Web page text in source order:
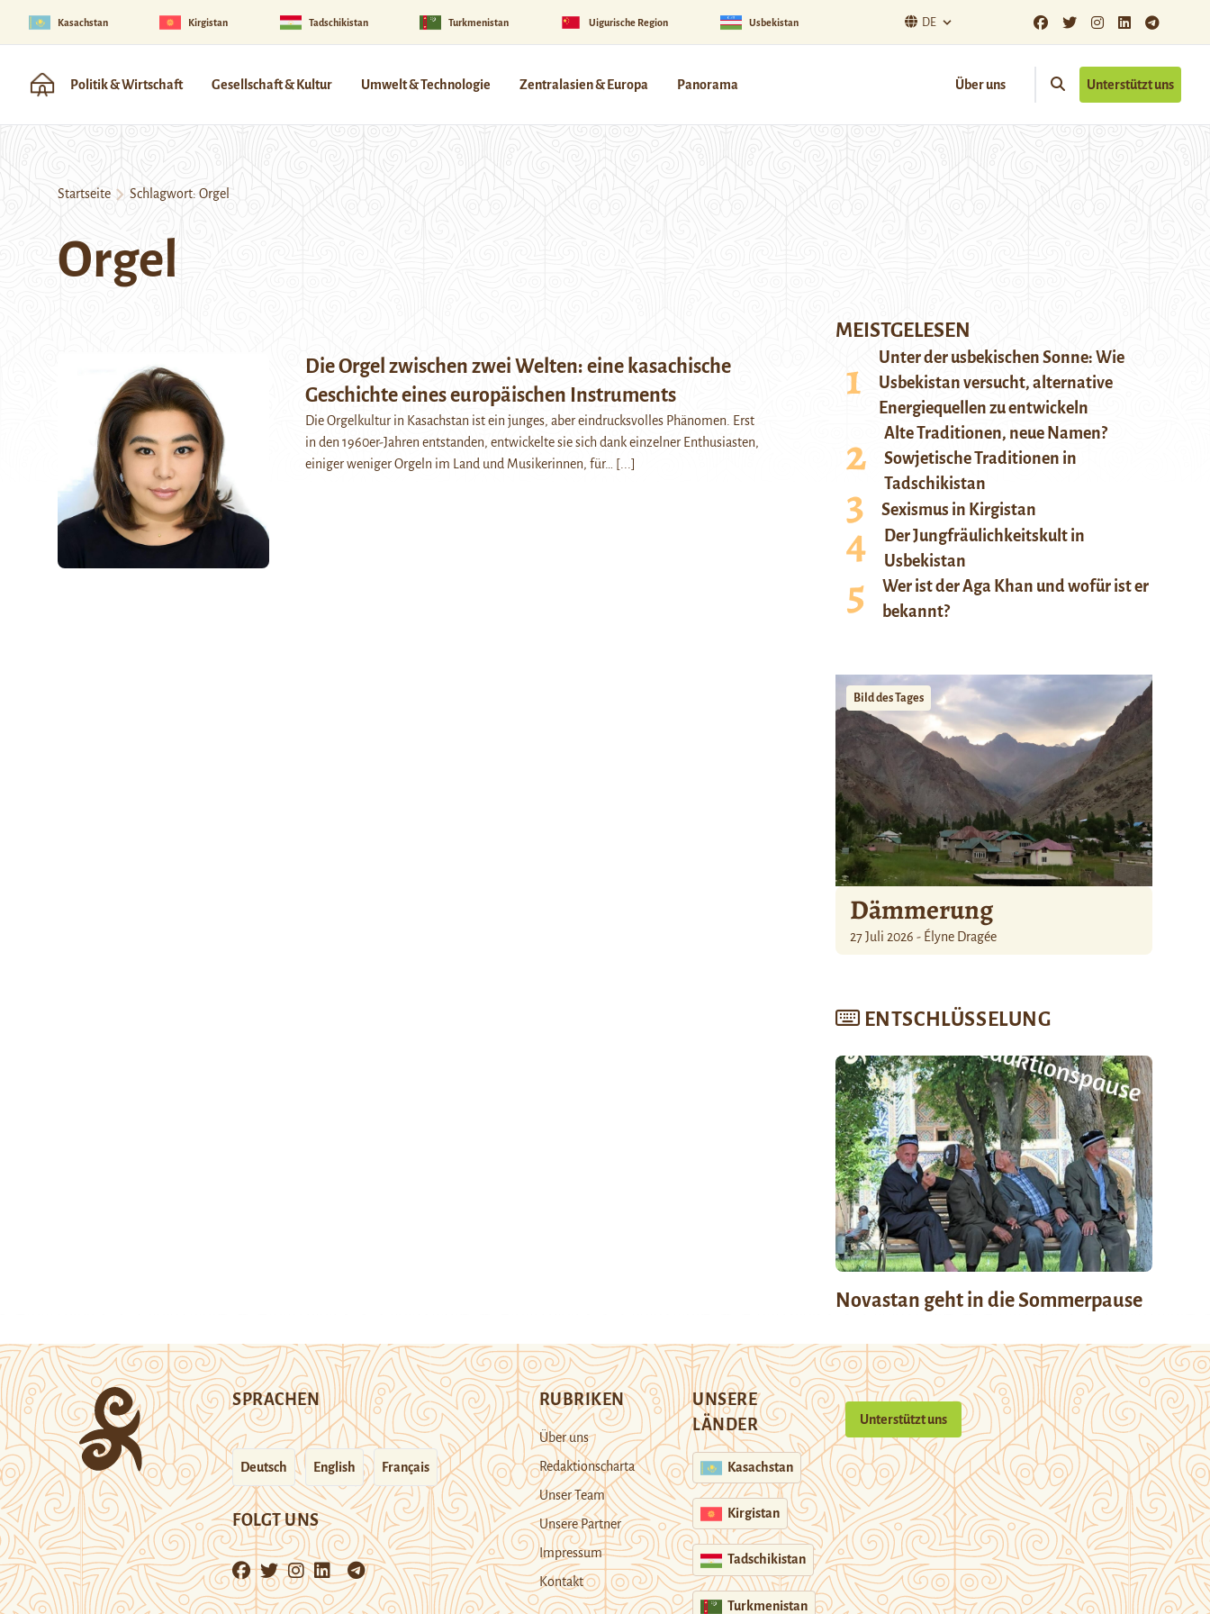
Kasachstan Kirgistan Tadschikistan Turkmenistan Uigurische Region Usbekistan DE
Politik & Wirtschaft Gesellschaft & Kultur Umwelt & Technologie Zentralasien & Europa Panorama Über uns Unterstützt uns
Startseite Schlagwort: Orgel
Orgel
Die Orgel zwischen zwei Welten: eine kasachische
Geschichte eines europäischen Instruments
Die Orgelkultur in Kasachstan ist ein junges, aber eindrucksvolles Phänomen. Erst
in den 1960er-Jahren entstanden, entwickelte sie sich dank einzelner Enthusiasten,
einiger weniger Orgeln im Land und Musikerinnen, für…
[...]
MEISTGELESEN
Unter der usbekischen Sonne: Wie
Usbekistan versucht, alternative
Energiequellen zu entwickeln
Alte Traditionen, neue Namen?
Sowjetische Traditionen in
Tadschikistan
Sexismus in Kirgistan
Der Jungfräulichkeitskult in
Usbekistan
Wer ist der Aga Khan und wofür ist er
bekannt?
Bild des Tages
Dämmerung
27 Juli 2026 - Élyne Dragée
ENTSCHLÜSSELUNG
Novastan geht in die Sommerpause
SPRACHEN
Deutsch English Français
FOLGT UNS
RUBRIKEN
Über uns
Redaktionscharta
Unser Team
Unsere Partner
Impressum
Kontakt
UNSERE
LÄNDER
Kasachstan
Kirgistan
Tadschikistan
Turkmenistan
Unterstützt uns